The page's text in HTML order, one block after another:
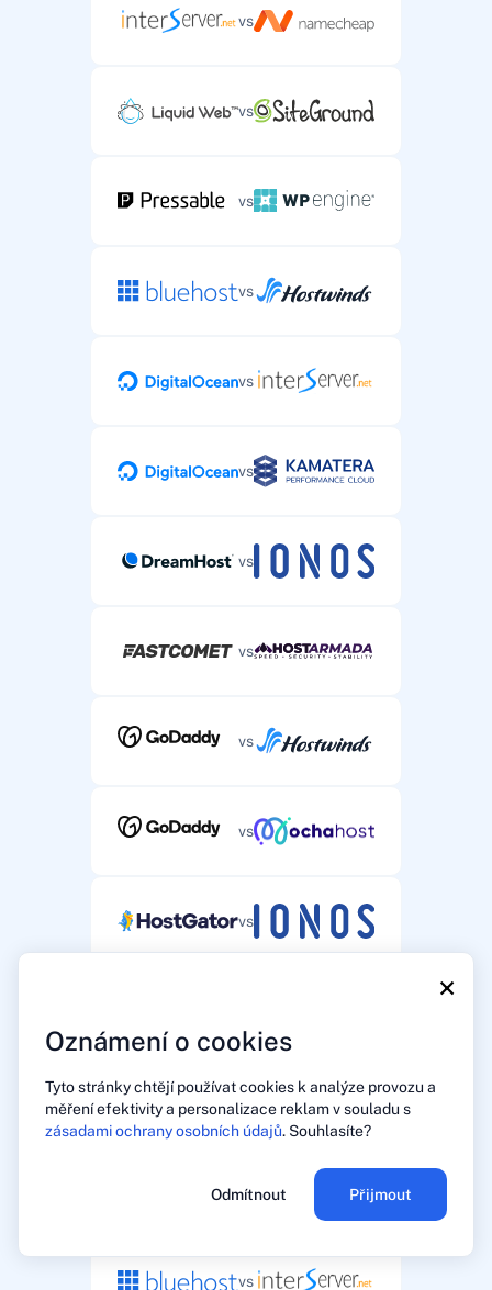
×
Oznámení o cookies
Tyto stránky chtějí používat cookies k analýze provozu a
měření efektivity a personalizace reklam v souladu s
zásadami ochrany osobních údajů. Souhlasíte?
Odmítnout Přijmout
vs
vs
vs
vs
vs
vs
vs
vs
vs
vs
vs
vs
vs
vs